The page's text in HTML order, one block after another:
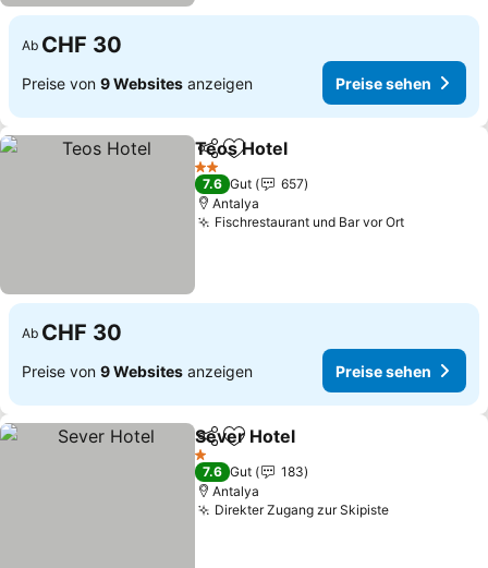
Ab CHF 30
Preise von 9 Websites anzeigen Preise sehen
TeilenZu Favoriten hinzufügen
Teos Hotel
2 Sterne
7.6 Gut
657
Antalya
Fischrestaurant und Bar vor Ort
Ab CHF 30
Preise von 9 Websites anzeigen Preise sehen
TeilenZu Favoriten hinzufügen
Sever Hotel
1 Sterne
7.6 Gut
183
Antalya
Direkter Zugang zur Skipiste